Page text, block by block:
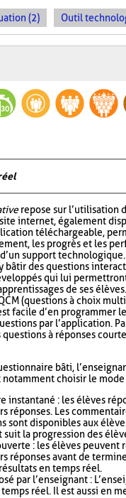
(2) Outil
repose sur l’utilisation
internet, également
téléchargeable,
les progrès et les
support technologique.
bâtir des questions
qui lui
de ses
(questions à choix
facile d’en programmer
par l’application.
à réponses
bâti,
choisir le
instantané : les élèves
réponses. Les
sont disponibles aux
suit la progression des
: les élèves peuvent
réponses avant de
en temps réel.
par l’enseignant :
réel. Il est aussi en